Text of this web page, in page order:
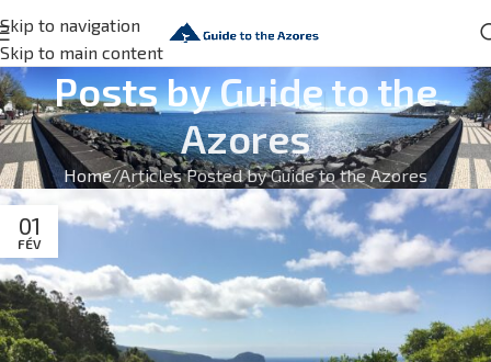
Skip to navigation
Skip to main content
Posts byGuide to the
Azores
Home Articles Posted by Guide to the Azores
01
FÉV